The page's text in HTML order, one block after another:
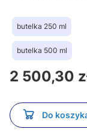
butelka 250 ml
butelka 500 ml
Cena
2 500,30
Do